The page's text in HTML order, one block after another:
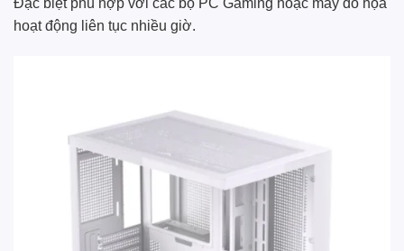
hoạt động liên tục nhiều giờ.